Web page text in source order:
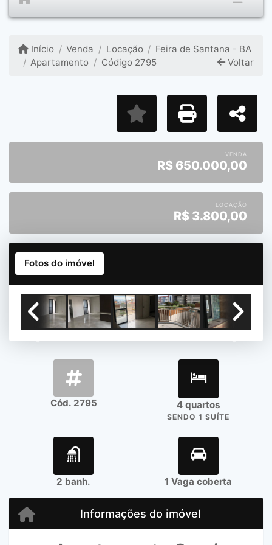
Início Venda Locação
Feira de Santana - BA
Apartamento
Código 2795 Voltar
VENDA
R$ 650.000,00
LOCAÇÃO
R$ 3.800,00
Fotos do imóvel
Cód. 2795 4 quartos
SENDO 1 SUÍTE
2 banh. 1 Vaga coberta
Informações do imóvel